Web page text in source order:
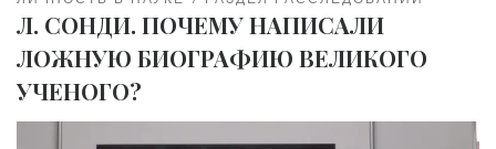
Л. СОНДИ. ПОЧЕМУ НАПИСАЛИ
ЛОЖНУЮ БИОГРАФИЮ ВЕЛИКОГО
УЧЕНОГО?